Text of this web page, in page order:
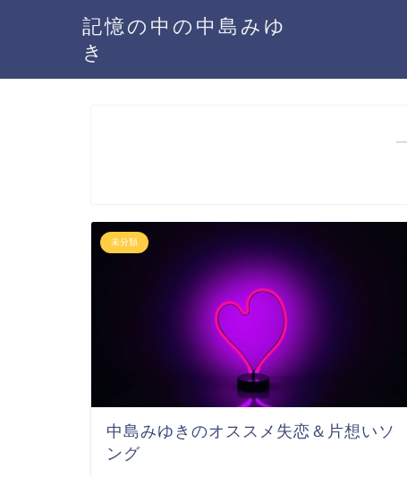
記憶の中の中島みゆ
き
未分類
中島みゆきのオススメ失恋＆片想いソ
ング